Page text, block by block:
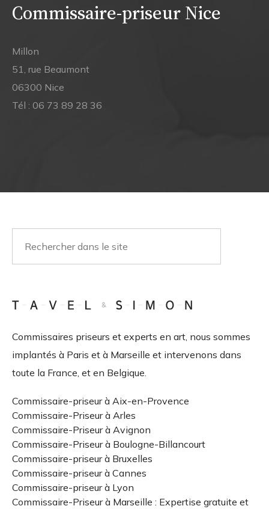
Commissaire-priseur Nice
Millon
51, rue Beaumont
06300 Nice
Tél : 06 73 89 28 36
Commissaires priseurs et experts en art, nous sommes
implantés à Paris et à Marseille et intervenons dans
toute la France, et en Belgique.
Commissaire-priseur à Aix-en-Provence
Commissaire-Priseur à Arles
Commissaire-Priseur à Avignon
Commissaire-Priseur à Boulogne-Billancourt
Commissaire-priseur à Bruxelles
Commissaire-priseur à Cannes
Commissaire-priseur à Lyon
Commissaire-Priseur à Marseille : Expertise gratuite et